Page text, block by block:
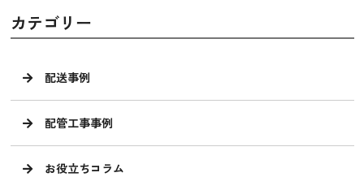
カテゴリー
配送事例
配管工事事例
お役立ちコラム